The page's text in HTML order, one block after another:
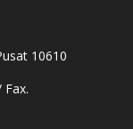
10610
Fax.